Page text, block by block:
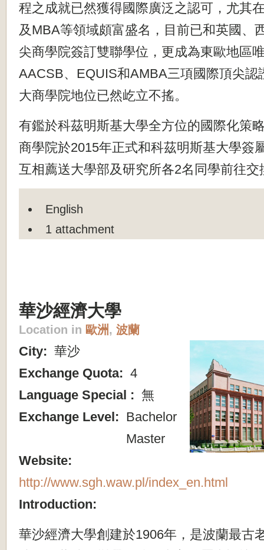
程之成就已然獲得國際廣泛 之認可，尤其
及MBA等領域頗富盛名， 目前已和英國、
尖商學院簽訂雙聯學位， 更成為東歐地區
AACSB、EQUIS和AMBA三項國際頂尖認
大商學院地位已然屹立不搖。
有鑑於科茲明斯基大學全方位的國際化策
商學院於2015年正式和科茲明斯基大學簽
互相薦送大學部及研究所各2名同學前往交
English
1 attachment
華沙經濟大學
Location in 歐洲, 波蘭
City: 華沙
Exchange Quota: 4
Language Special : 無
Exchange Level: Bachelor
Master
Website:
http://www.sgh.waw.pl/index_en.html
Introduction:
華沙經濟大學創建於1906年，是波蘭最古